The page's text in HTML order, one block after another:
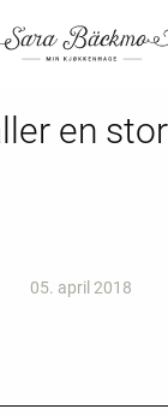
en
05. april 2018